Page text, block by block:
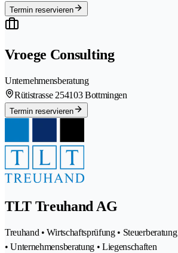
Termin reservieren
Vroege Consulting
Unternehmensberatung
Rütistrasse 254103 Bottmingen
Termin reservieren
TLT Treuhand AG
Treuhand • Wirtschaftsprüfung • Steuerberatung
• Unternehmensberatung • Liegenschaften